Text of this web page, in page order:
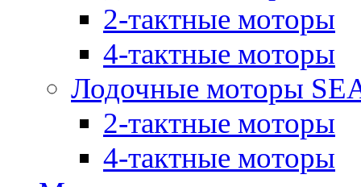
2-тактные моторы
4-тактные моторы
Лодочные моторы
2-тактные моторы
4-тактные моторы